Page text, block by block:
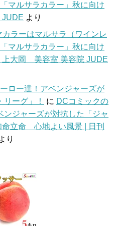
マルサラカラー」秋に向け
JUDE より
ラーはマルサラ（ワインレ
マルサラカラー」秋に向け
上大岡 美容室 美容院 JUDE
ロー達！アベンジャーズが
ーグ」！
に DCコミックの
ンジャーズが対抗した「ジャ
命立命 心地よい風景 | 日刊
り